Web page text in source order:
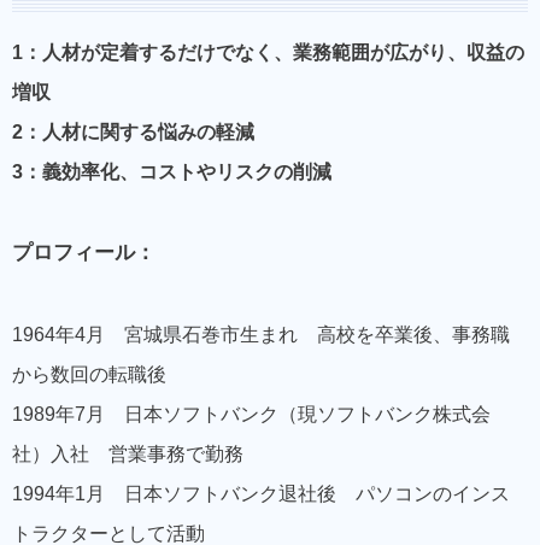
1：人材が定着するだけでなく、業務範囲が広がり、収益の
増収
2：人材に関する悩みの軽減
3：義効率化、コストやリスクの削減
プロフィール：
1964年4月 宮城県石巻市生まれ 高校を卒業後、事務職
から数回の転職後
1989年7月 日本ソフトバンク（現ソフトバンク株式会
社）入社 営業事務で勤務
1994年1月 日本ソフトバンク退社後 パソコンのインス
トラクターとして活動